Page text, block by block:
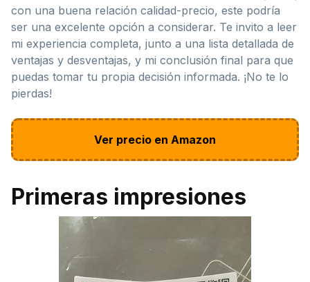
con una buena relación calidad-precio, este podría
ser una excelente opción a considerar. Te invito a leer
mi experiencia completa, junto a una lista detallada de
ventajas y desventajas, y mi conclusión final para que
puedas tomar tu propia decisión informada. ¡No te lo
pierdas!
Ver precio en Amazon
Primeras impresiones